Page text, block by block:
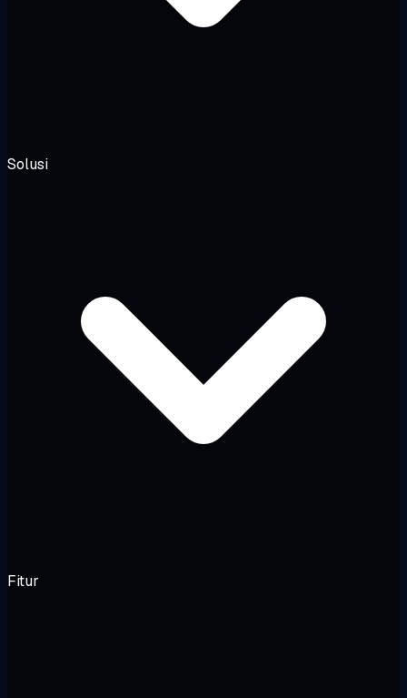
Solusi
Fitur